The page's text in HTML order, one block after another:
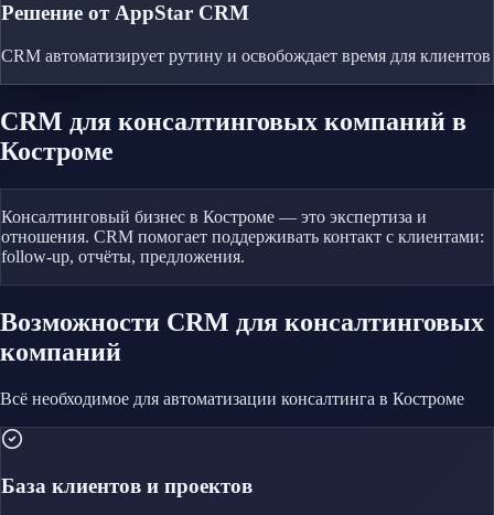
Решение от AppStar CRM
CRM автоматизирует рутину и освобождает время для клиентов
CRM для консалтинговых компаний в
Костроме
Консалтинговый бизнес в Костроме — это экспертиза и
отношения. CRM помогает поддерживать контакт с клиентами:
follow-up, отчёты, предложения.
Возможности CRM для консалтинговых
компаний
Всё необходимое для автоматизации консалтинга в Костроме
База клиентов и проектов